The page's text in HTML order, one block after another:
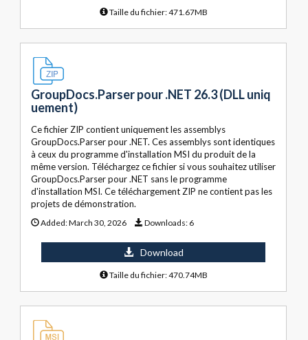
Taille du fichier: 471.67MB
GroupDocs.Parser pour .NET 26.3 (DLL uniq
uement)
Ce fichier ZIP contient uniquement les assemblys
GroupDocs.Parser pour .NET. Ces assemblys sont identiques
à ceux du programme d'installation MSI du produit de la
même version. Téléchargez ce fichier si vous souhaitez utiliser
GroupDocs.Parser pour .NET sans le programme
d'installation MSI. Ce téléchargement ZIP ne contient pas les
projets de démonstration.
Added:March 30, 2026 Downloads: 6
Download
Taille du fichier: 470.74MB